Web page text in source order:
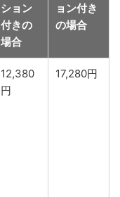
ション
付きの
場合
ョン付き
の場合
12,380
円
17,280円